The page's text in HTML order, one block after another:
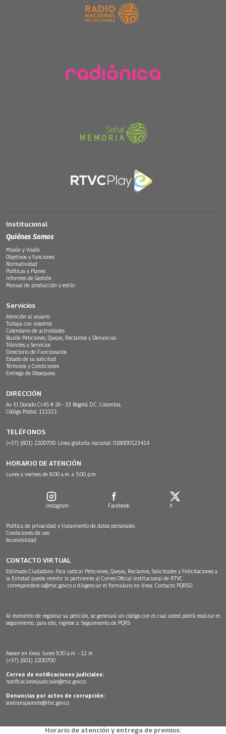
Institucional
Quiénes Somos
Misión y Visión
Objetivos y funciones
Normatividad
Políticas y Planes
Informes de Gestión
Manual de producción y estilo
Servicios
Atención al usuario
Trabaja con nosotros
Calendario de actividades
Buzón Peticiones, Quejas, Reclamos y Denuncias
Trámites y Servicios
Directorio de Funcionarios
Estado de su solicitud
Términos y Condiciones
Entrega de Obsequios
DIRECCIÓN
Av. El Dorado Cr.45 # 26 - 33 Bogotá D.C. Colombia.
Código Postal: 111321
TELÉFONOS
(+57) (601) 2200700. Línea gratuita nacional: 018000123414
HORARIO DE ATENCIÓN
Lunes a viernes de 8:00 a.m. a 5:00 p.m.
Instagram Facebook X
Política de privacidad y tratamiento de datos personales
Condiciones de uso
Accesibilidad
CONTACTO VIRTUAL
Estimado Ciudadano: Para radicar Peticiones, Quejas, Reclamos, Solicitudes y Felicitaciones a
la Entidad puede remitir lo pertinente al Correo Oficial Institucional de RTVC
correspondencia@rtvc.gov.co o diligenciar el formulario en línea: Contacto PQRSD.
Al momento de registrar su petición, se generará un código con el cual usted podrá realizar el
seguimiento, para ello, ingrese a: Seguimiento de PQRS
Asesor en línea: lunes 9:30 a.m. - 12 m
(+57) (601) 2200700
Correo de notificaciones judiciales:
notificacionesjudiciales@rtvc.gov.co
Denuncias por actos de corrupción:
soytransparente@rtvc.gov.co
Horario de atención y entrega de premios: